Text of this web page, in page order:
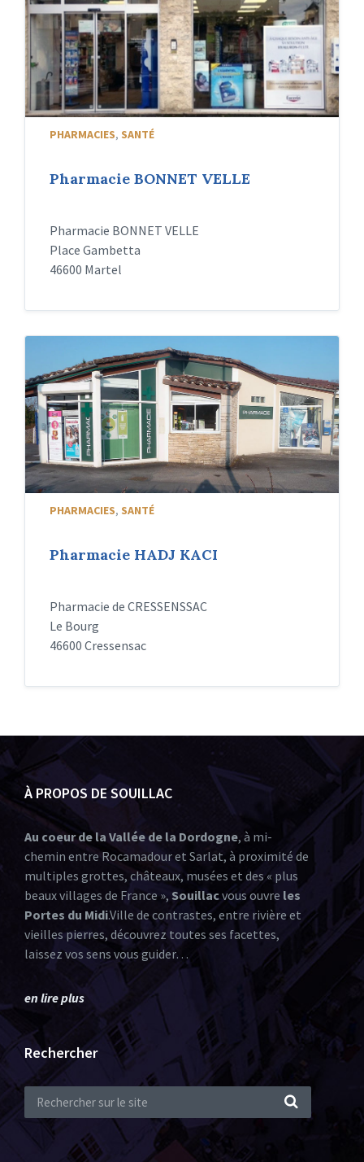
PHARMACIES, SANTÉ
Pharmacie BONNET VELLE
Pharmacie BONNET VELLE
Place Gambetta
46600 Martel
PHARMACIES, SANTÉ
Pharmacie HADJ KACI
Pharmacie de CRESSENSSAC
Le Bourg
46600 Cressensac
À PROPOS DE SOUILLAC
Au coeur de la Vallée de la Dordogne, à mi-
chemin entre Rocamadour et Sarlat, à proximité de
multiples grottes, châteaux, musées et des « plus
beaux villages de France », Souillacvous ouvre les
Portes du Midi.Ville de contrastes, entre rivière et
vieilles pierres, découvrez toutes ses facettes,
laissez vos sens vous guider…
en lire plus
Rechercher